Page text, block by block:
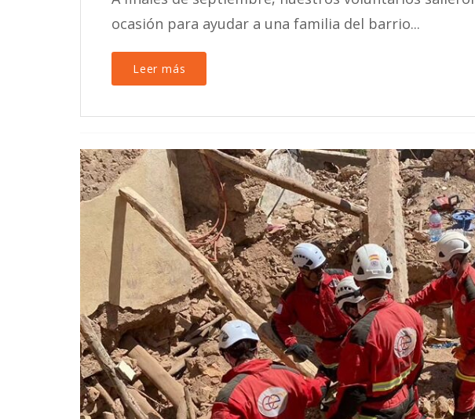
ocasión para ayudar a una familia del barrio...
Leer más